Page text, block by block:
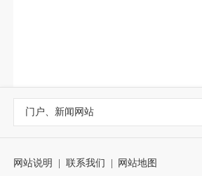
门户、新闻网站
网站说明 联系我们 网站地图